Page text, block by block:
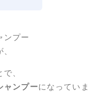
ンプー
、
ャンプーになっていま